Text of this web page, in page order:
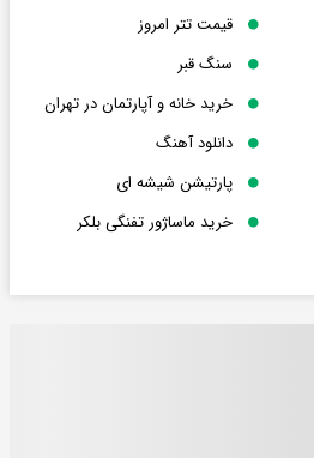
قیمت تتر امروز
سنگ قبر
خرید خانه و آپارتمان در تهران
دانلود آهنگ
پارتیشن شیشه ای
خرید ماساژور تفنگی بلکر